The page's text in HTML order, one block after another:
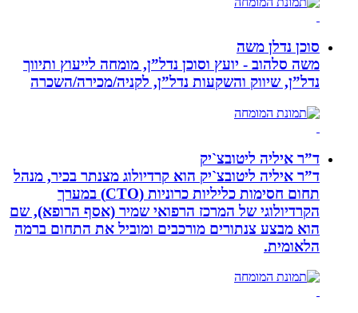
סוכן נדלן משה
משה סלהוב - יועץ וסוכן נדל”ן, מומחה לייעוץ ותיווך
נדל”ן, שיווק והשקעות נדל”ן, לקניה/מכירה/השכרה
ד”ר איליה ליטובצ`יק
ד”ר איליה ליטובצ`יק הוא קרדיולוג מצנתר בכיר, מנהל
תחום חסימות כליליות כרוניות (CTO) במערך
הקרדיולוגי של המרכז הרפואי שמיר (אסף הרופא), שם
הוא מבצע צנתורים מורכבים ומוביל את התחום ברמה
הלאומית.